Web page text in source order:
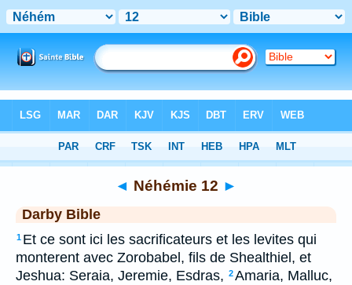
> Néhémie 12
◄ Néhémie 12 ►
Darby Bible
1 Et ce sont ici les sacrificateurs et les levites qui
monterent avec Zorobabel, fils de Shealthiel, et
Jeshua: Seraia, Jeremie, Esdras, 2Amaria, Malluc,